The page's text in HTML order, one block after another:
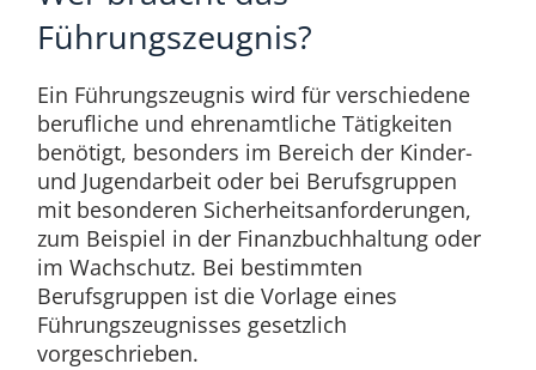
Führungszeugnis?
Ein Führungszeugnis wird für verschiedene
berufliche und ehrenamtliche Tätigkeiten
benötigt, besonders im Bereich der Kinder-
und Jugendarbeit oder bei Berufsgruppen
mit besonderen Sicherheitsanforderungen,
zum Beispiel in der Finanzbuchhaltung oder
im Wachschutz. Bei bestimmten
Berufsgruppen ist die Vorlage eines
Führungszeugnisses gesetzlich
vorgeschrieben.